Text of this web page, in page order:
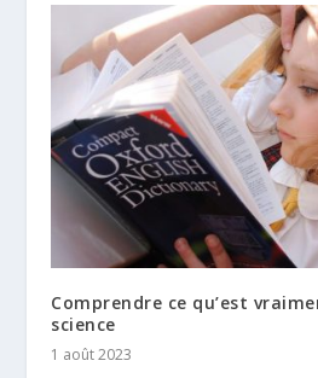
Comprendre ce qu’est
science
1 août 2023